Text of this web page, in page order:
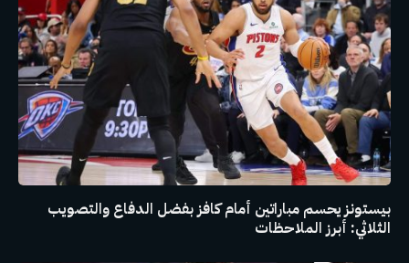
بيستونز يحسم مباراتين أمام كافز بفضل الدفاع والتصويب
الثلاثي: أبرز الملاحظات